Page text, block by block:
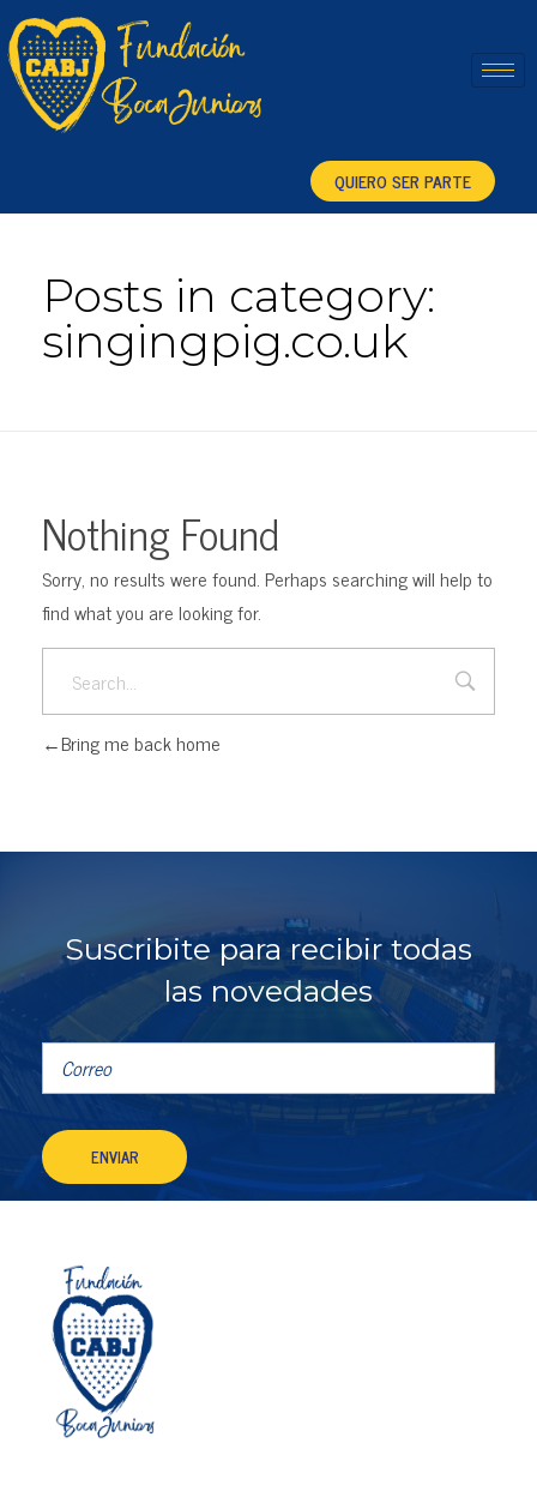
QUIERO SER PARTE
Posts in category:
singingpig.co.uk
Nothing Found
Sorry, no results were found. Perhaps searching will help to
find what you are looking for.
Bring me back home
Suscribite para recibir todas
las novedades